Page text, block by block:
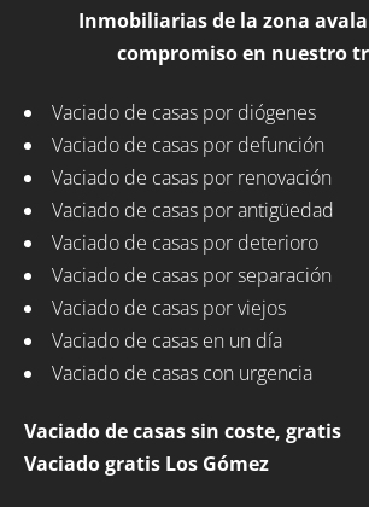
Inmobiliarias de la zona
compromiso en nuestro
Vaciado de casas por diógenes
Vaciado de casas por defunción
Vaciado de casas por renovación
Vaciado de casas por antigüedad
Vaciado de casas por deterioro
Vaciado de casas por separación
Vaciado de casas por viejos
Vaciado de casas en un día
Vaciado de casas con urgencia
Vaciado de casas sin coste, gratis
Vaciado gratis Los Gómez